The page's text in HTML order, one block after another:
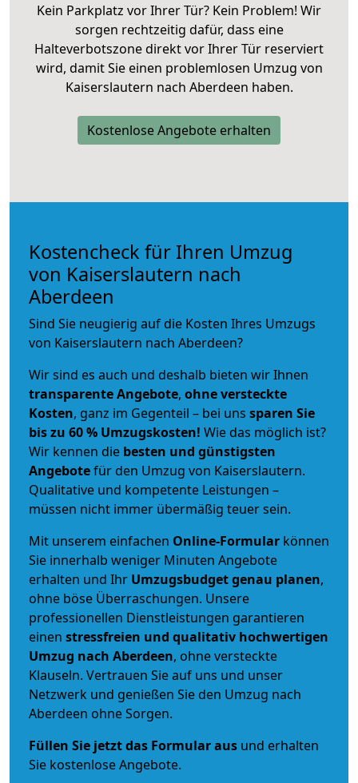
Kein Parkplatz vor Ihrer Tür? Kein Problem! Wir
sorgen rechtzeitig dafür, dass eine
Halteverbotszone direkt vor Ihrer Tür reserviert
wird, damit Sie einen problemlosen Umzug von
Kaiserslautern nach Aberdeen haben.
Kostenlose Angebote erhalten
Kostencheck für Ihren Umzug
von Kaiserslautern nach
Aberdeen
Sind Sie neugierig auf die Kosten Ihres Umzugs
von Kaiserslautern nach Aberdeen?
Wir sind es auch und deshalb bieten wir Ihnen
transparente Angebote, ohne versteckte
Kosten, ganz im Gegenteil – bei uns sparen Sie
bis zu 60 % Umzugskosten! Wie das möglich ist?
Wir kennen die besten und günstigsten
Angebotefür den Umzug von Kaiserslautern.
Qualitative und kompetente Leistungen –
müssen nicht immer übermäßig teuer sein.
Mit unserem einfachen Online-Formular können
Sie innerhalb weniger Minuten Angebote
erhalten und Ihr Umzugsbudgetgenau planen,
ohne böse Überraschungen. Unsere
professionellen Dienstleistungen garantieren
einen stressfreien und qualitativ hochwertigen
Umzug nach Aberdeen, ohne versteckte
Klauseln. Vertrauen Sie auf uns und unser
Netzwerk und genießen Sie den Umzug nach
Aberdeen ohne Sorgen.
Füllen Sie jetzt das Formular aus und erhalten
Sie kostenlose Angebote.